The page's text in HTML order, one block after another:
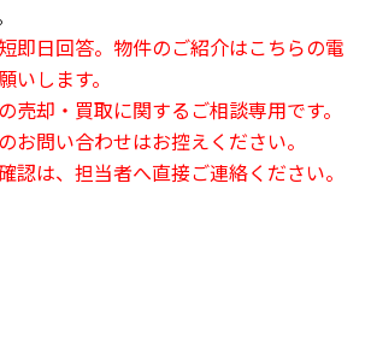
即日回答。物件のご紹介はこちらの電
いします。
却・買取に関するご相談専用です。
問い合わせはお控えください。
認は、担当者へ直接ご連絡ください。